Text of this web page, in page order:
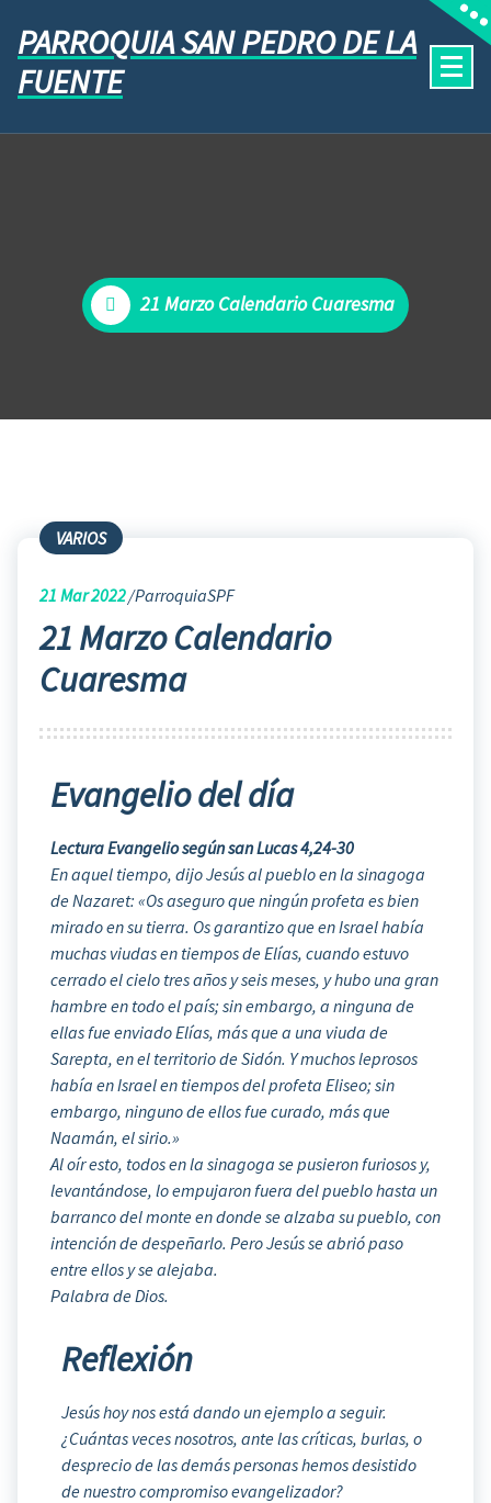
PARROQUIA SAN PEDRO DE LA
FUENTE
21 Marzo Calendario Cuaresma
VARIOS
21 Mar 2022 ParroquiaSPF
21 Marzo Calendario
Cuaresma
Evangelio del día
Lectura Evangelio según san Lucas 4,24-30
En aquel tiempo, dijo Jesús al pueblo en la sinagoga
de Nazaret: «Os aseguro que ningún profeta es bien
mirado en su tierra. Os garantizo que en Israel había
muchas viudas en tiempos de Elías, cuando estuvo
cerrado el cielo tres años y seis meses, y hubo una gran
hambre en todo el país; sin embargo, a ninguna de
ellas fue enviado Elías, más que a una viuda de
Sarepta, en el territorio de Sidón. Y muchos leprosos
había en Israel en tiempos del profeta Eliseo; sin
embargo, ninguno de ellos fue curado, más que
Naamán, el sirio.»
Al oír esto, todos en la sinagoga se pusieron furiosos y,
levantándose, lo empujaron fuera del pueblo hasta un
barranco del monte en donde se alzaba su pueblo, con
intención de despeñarlo. Pero Jesús se abrió paso
entre ellos y se alejaba.
Palabra de Dios.
Reflexión
Jesús hoy nos está dando un ejemplo a seguir.
¿Cuántas veces nosotros, ante las críticas, burlas, o
desprecio de las demás personas hemos desistido
de nuestro compromiso evangelizador?